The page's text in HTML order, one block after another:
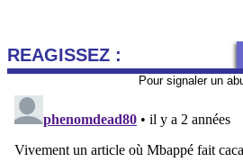
REAGISSEZ :
Pour signaler un